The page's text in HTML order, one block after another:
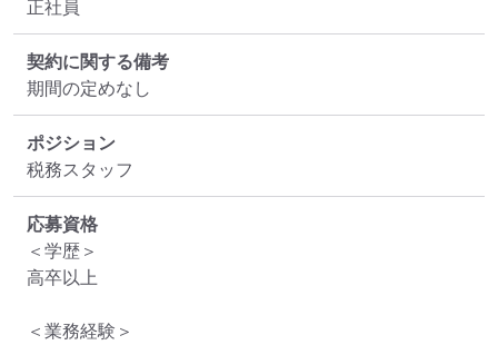
正社員
契約に関する備考
期間の定めなし
ポジション
税務スタッフ
応募資格
＜学歴＞
高卒以上
＜業務経験＞